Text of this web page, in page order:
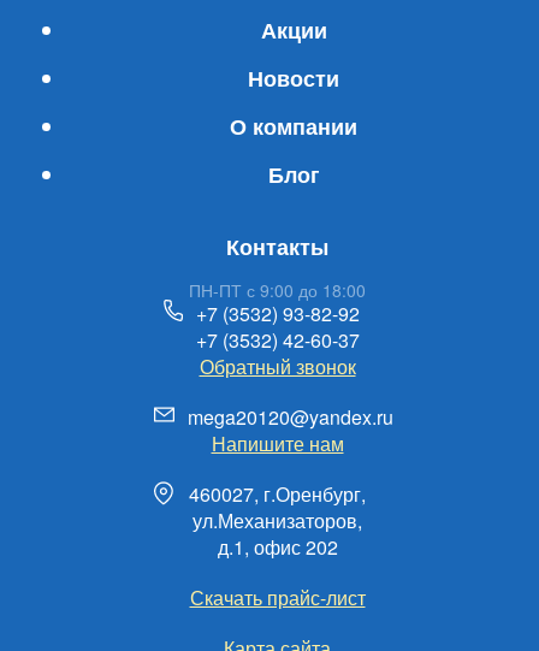
Акции
Новости
О компании
Блог
Контакты
ПН-ПТ с 9:00 до 18:00
+7 (3532) 93-82-92
+7 (3532) 42-60-37
Обратный звонок
mega20120@yandex.ru
Напишите нам
460027, г.Оренбург,
ул.Механизаторов,
д.1, офис 202
Скачать прайс-лист